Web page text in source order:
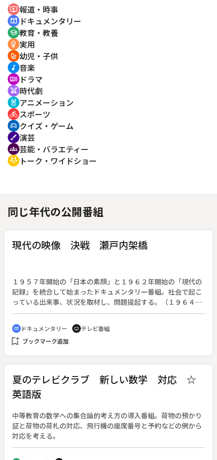
ondemand_video 報道・時事
cinematic_blur ドキュメンタリー
school 教育・教養
emoji_objects 実用
crib 幼児・子供
music_note 音楽
recent_actors ドラマ
swords 時代劇
cruelty_free アニメーション
directions_bike スポーツ
sports_esports クイズ・ゲーム
brush 演芸
groups 芸能・バラエティー
adaptive_audio_mic トーク・ワイドショー
同じ年代の公開番組
現代の映像 決戦 瀬戸内架橋
１９５７年開始の「日本の素顔」と１９６２年開始の「現代の
記録」を統合して始まったドキュメンタリー番組。社会で起こ
っている出来事、状況を取材し、問題提起する。（１９６４年
４月１２日～１９７１年４月２日放送）◆本州と四国をつなぐ
本四架橋が計画され、調査開始から１３年が経つが、架ける場
所もどこから着工するかも決まらず、明石・鳴門大橋、児島・
坂出を結ぶ瀬戸大橋、尾道・今治を結ぶ瀬戸内海大橋の３つの
にあたる徳島県・香川県・愛媛県のそれぞれの地で過熱するＰ
Ｒ合戦ぶりをユーモラスに描きながら、政治の中の地域の自己
主張とは何かを考える。
cinematic_blur ドキュメンタリー tv テレビ番組
bookmark_add ブックマーク追加
夏のテレビクラブ 新しい数学 対応 ☆
英語版
中等教育の数学への集合論的考え方の導入番組。荷物の預かり
証と荷物の荷札の対応、飛行機の座席番号と予約などの例から
対応を考える。